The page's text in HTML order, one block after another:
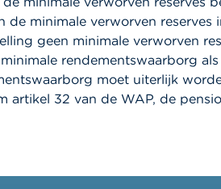
minimale verworven reserves
geen minimale verworven
rendementswaarborg
moet uiterlijk
artikel 32 van de WAP, de